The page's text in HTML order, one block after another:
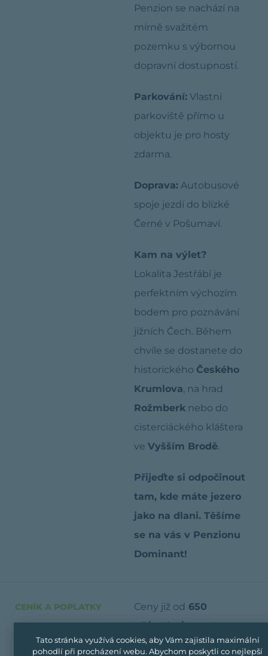
Penzion se nachází na
mírně svažitém
pozemku s výbornou
dopravní dostupností.
Parkování: Vlastní
parkoviště přímo u
objektu je pro hosty
zdarma.
Doprava: Autobusové
spoje jezdí do blízké
Černé v Pošumaví.
Kam na výlet?
Lokalita Jestřábí je
perfektním výchozím
bodem pro poznávání
jižních Čech. Během
chvíle se dostanete do
historického Českého
Krumlova, na hrad
Rožmberk nebo do
cisterciáckého kláštera
ve Vyšším Brodě.
Přijeďte si odpočinout
tam, kde máte jezero
jako na dlani. Těšíme
se na vás v Penzionu
Dominant!
CENÍK A POPLATKY Ceny již od 650
Kč/osoba/nocmimo
sezónu.
Tato stránka využívá cookies, aby Vám zajistila maximální
pohodlí při procházení webu. Abychom poskytli co nejlepší